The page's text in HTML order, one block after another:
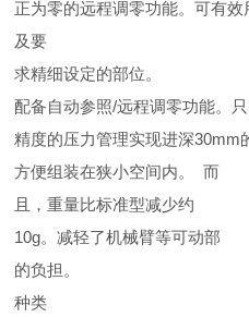
正为零的远程调零功能。可有
及要
求精细设定的部位。
配备自动参照/远程调零功能。
精度的压力管理实现进深30mm
方便组装在狭小空间内。 而
且，重量比标准型减少约
10g。减轻了机械臂等可动部
的负担。
种类